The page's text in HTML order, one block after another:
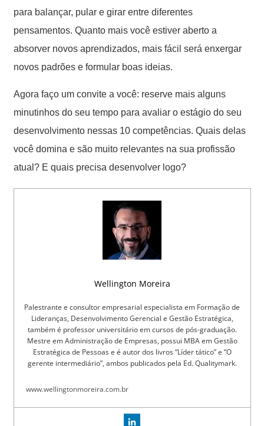
para balançar, pular e girar entre diferentes
pensamentos. Quanto mais você estiver aberto a
absorver novos aprendizados, mais fácil será enxergar
novos padrões e formular boas ideias.
Agora faço um convite a você: reserve mais alguns
minutinhos do seu tempo para avaliar o estágio do seu
desenvolvimento nessas 10 competências. Quais delas
você domina e são muito relevantes na sua profissão
atual? E quais precisa desenvolver logo?
Wellington Moreira
Palestrante e consultor empresarial especialista em Formação de
Lideranças, Desenvolvimento Gerencial e Gestão Estratégica,
também é professor universitário em cursos de pós-graduação.
Mestre em Administração de Empresas, possui MBA em Gestão
Estratégica de Pessoas e é autor dos livros “Líder tático” e “O
gerente intermediário”, ambos publicados pela Ed. Qualitymark.
www.wellingtonmoreira.com.br